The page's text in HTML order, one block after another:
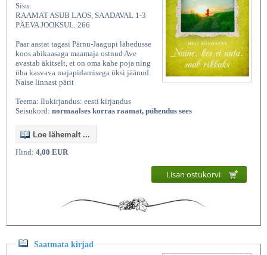
Sisu:
RAAMAT ASUB LAOS, SAADAVAL 1-3
PÄEVA JOOKSUL. 266
Paar aastat tagasi Pärnu-Jaagupi lähedusse
koos abikaasaga maamaja ostnud Ave
avastab äkitselt, et on oma kahe poja ning
üha kasvava majapidamisega üksi jäänud.
Naise linnast pärit
Teema: Ilukirjandus: eesti kirjandus
Seisukord: normaalses korras raamat, pühendus sees
Loe lähemalt ...
Hind: 4,00 EUR
Lisan ostukorvi
Saatmata kirjad